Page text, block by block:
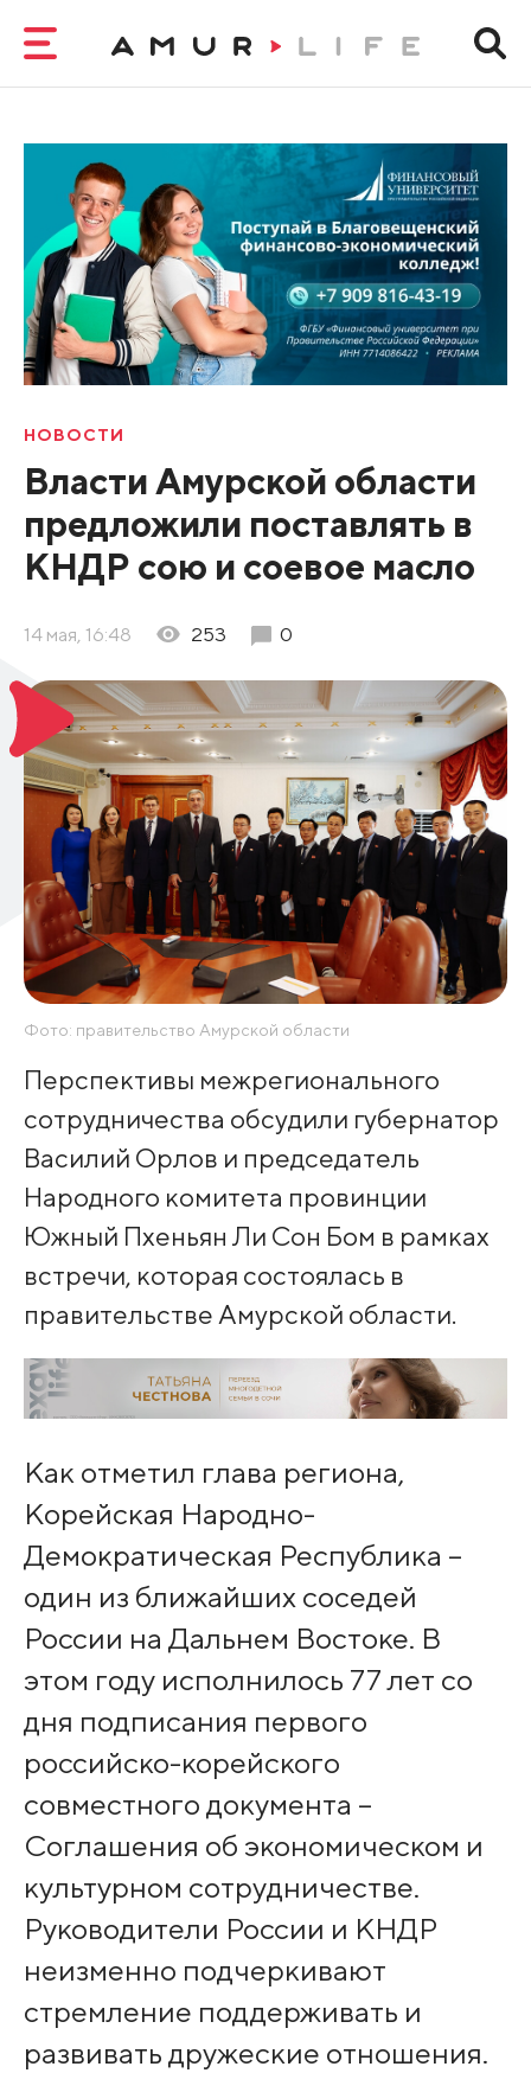
НОВОСТИ
Власти Амурской области
предложили поставлять в
КНДР сою и соевое масло
14 мая, 16:48 253 0
Фото: правительство Амурской области
Перспективы межрегионального
сотрудничества обсудили губернатор
Василий Орлов и председатель
Народного комитета провинции
Южный Пхеньян Ли Сон Бом в рамках
встречи, которая состоялась в
правительстве Амурской области.
Как отметил глава региона,
Корейская Народно-
Демократическая Республика –
один из ближайших соседей
России на Дальнем Востоке. В
этом году исполнилось 77 лет со
дня подписания первого
российско-корейского
совместного документа –
Соглашения об экономическом и
культурном сотрудничестве.
Руководители России и КНДР
неизменно подчеркивают
стремление поддерживать и
развивать дружеские отношения.